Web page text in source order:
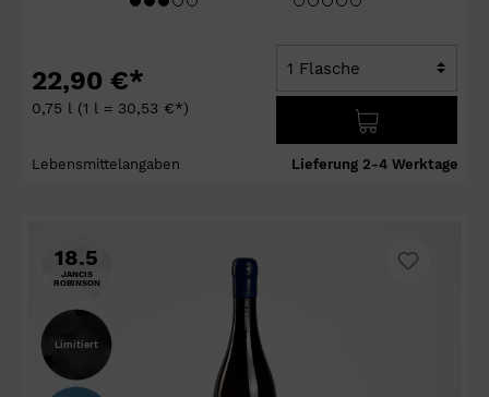
22,90 €*
0,75 l (1 l = 30,53 €*)
Lebensmittelangaben Lieferung 2-4 Werktage
18.5
JANCIS
ROBINSON
Limitiert